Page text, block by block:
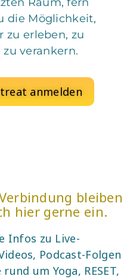
die Möglichkeit,
zu erleben, zu
verankern.
anmelden
bleiben
hier gerne ein.
Infos zu Live-
Podcast-Folgen
um Yoga, RESET,